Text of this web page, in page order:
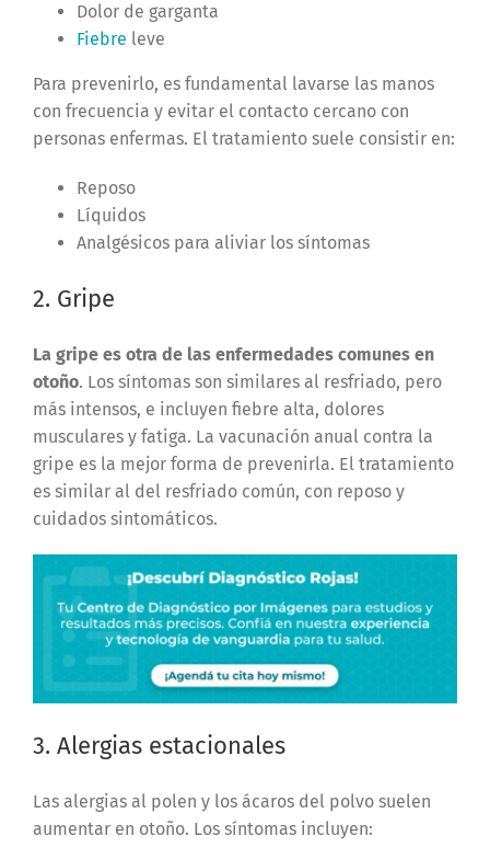
Dolor de garganta
Fiebre leve
Para prevenirlo, es fundamental lavarse las manos
con frecuencia y evitar el contacto cercano con
personas enfermas. El tratamiento suele consistir en:
Reposo
Líquidos
Analgésicos para aliviar los síntomas
2. Gripe
La gripe es otra de las enfermedades comunes en
otoño. Los síntomas son similares al resfriado, pero
más intensos, e incluyen fiebre alta, dolores
musculares y fatiga. La vacunación anual contra la
gripe es la mejor forma de prevenirla. El tratamiento
es similar al del resfriado común, con reposo y
cuidados sintomáticos.
3. Alergias estacionales
Las alergias al polen y los ácaros del polvo suelen
aumentar en otoño. Los síntomas incluyen: